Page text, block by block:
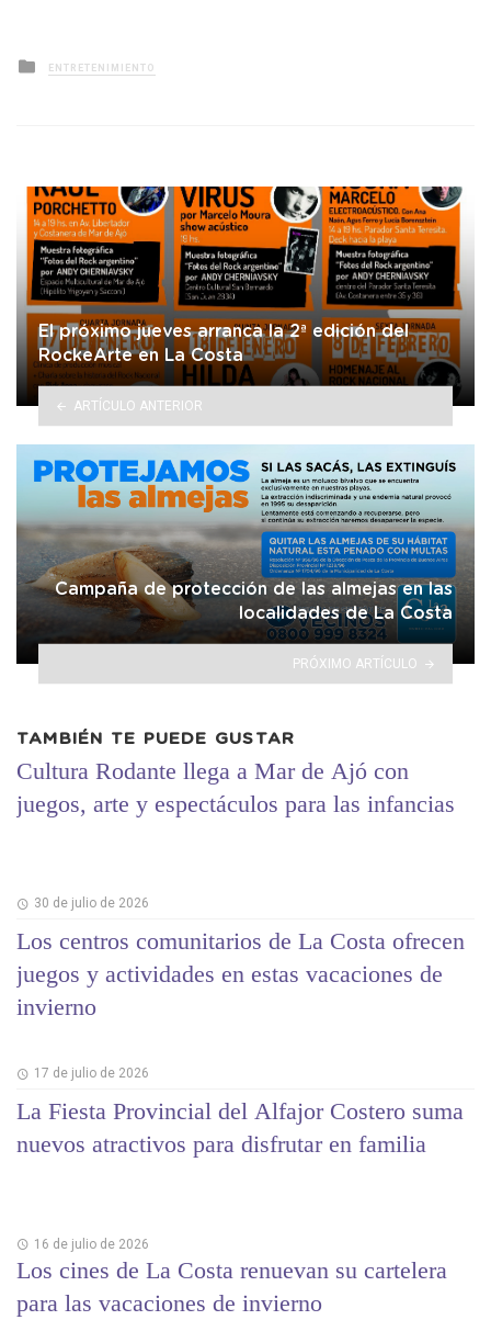
Posted
in
ENTRETENIMIENTO
El próximo jueves arranca la 2ª edición del
RockeArte en La Costa
ARTÍCULO ANTERIOR
Campaña de protección de las almejas en las
localidades de La Costa
PRÓXIMO ARTÍCULO
TAMBIÉN TE PUEDE GUSTAR
Cultura Rodante llega a Mar de Ajó con
juegos, arte y espectáculos para las infancias
30 de julio de 2026
Los centros comunitarios de La Costa ofrecen
juegos y actividades en estas vacaciones de
invierno
17 de julio de 2026
La Fiesta Provincial del Alfajor Costero suma
nuevos atractivos para disfrutar en familia
16 de julio de 2026
Los cines de La Costa renuevan su cartelera
para las vacaciones de invierno